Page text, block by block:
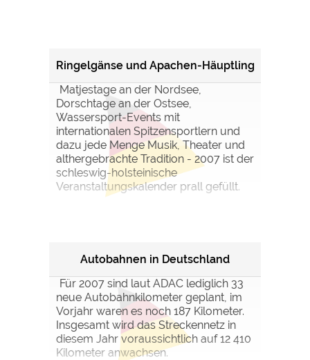
Ringelgänse und Apachen-Häuptling
Matjestage an der Nordsee,
Dorschtage an der Ostsee,
Wassersport-Events mit
internationalen Spitzensportlern und
dazu jede Menge Musik, Theater und
althergebrachte Tradition - 2007 ist der
schleswig-holsteinische
Veranstaltungskalender prall gefüllt.
Autobahnen in Deutschland
Für 2007 sind laut ADAC lediglich 33
neue Autobahnkilometer geplant, im
Vorjahr waren es noch 187 Kilometer.
Insgesamt wird das Streckennetz in
diesem Jahr voraussichtlich auf 12 410
Kilometer anwachsen.